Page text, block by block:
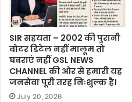
SIR सहयता – 2002 की पुरानी
वोटर डिटेल नहीं मालूम तो
घबराएं नहीं GSL NEWS
CHANNEL की ओर से हमारी यह
जनसेवा पूरी तरह निःशुल्क है।
July 20, 2026